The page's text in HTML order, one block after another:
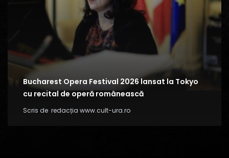
Bucharest Opera Festival 2026 lansat la Tokyo
cu recital de operă românească
Scris de redacția www.cult-ura.ro